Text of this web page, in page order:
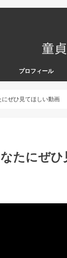
プロフィール
にぜひ見てほしい動画
たにぜ